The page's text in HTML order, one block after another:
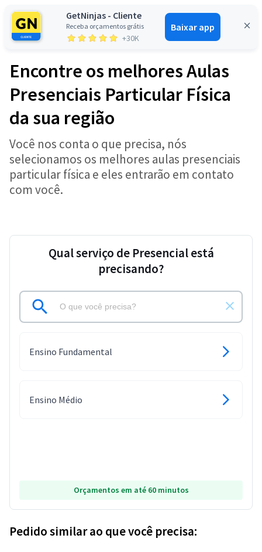
GetNinjas - Cliente
Receba orçamentos grátis
+30K
Baixar app
Entrar
Encontre os melhores Aulas
Presenciais Particular Física
da sua região
Você nos conta o que precisa, nós
selecionamos os melhores aulas presenciais
particular física e eles entrarão em contato
com você.
Qual serviço de Presencial está
precisando?
Ensino Fundamental
Ensino Médio
Orçamentos em até 60 minutos
Pedido similar ao que você precisa: